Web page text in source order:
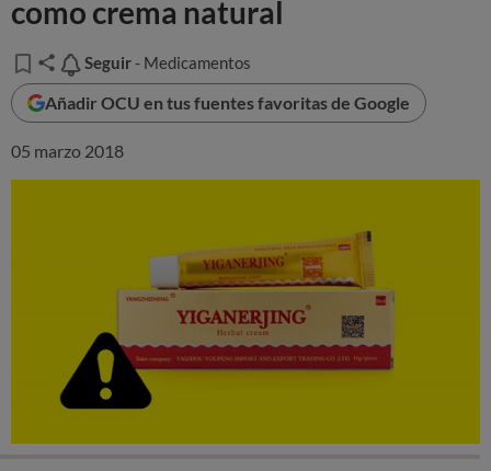
como crema natural
Seguir
Seguir - Medicamentos
Añadir OCU en tus fuentes favoritas de Google
05 marzo 2018